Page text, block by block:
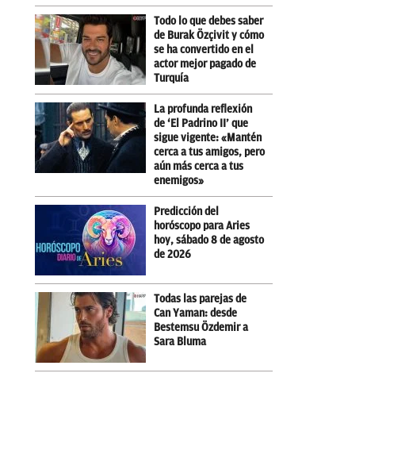
Todo lo que debes saber
de Burak Özçivit y cómo
se ha convertido en el
actor mejor pagado de
Turquía
La profunda reflexión
de ‘El Padrino II’ que
sigue vigente: «Mantén
cerca a tus amigos, pero
aún más cerca a tus
enemigos»
Predicción del
horóscopo para Aries
hoy, sábado 8 de agosto
de 2026
Todas las parejas de
Can Yaman: desde
Bestemsu Özdemir a
Sara Bluma